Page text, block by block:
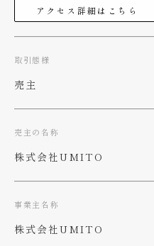
アクセス詳細はこちら
取引態様
売主
売主の名称
株式会社UMITO
事業主名称
株式会社UMITO